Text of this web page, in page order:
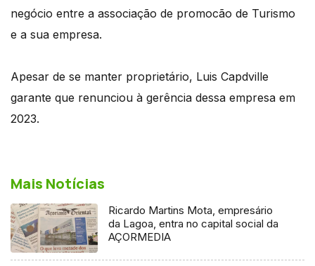
negócio entre a associação de promocão de Turismo
e a sua empresa.
Apesar de se manter proprietário, Luis Capdville
garante que renunciou à gerência dessa empresa em
2023.
Mais Notícias
Ricardo Martins Mota, empresário
da Lagoa, entra no capital social da
AÇORMEDIA